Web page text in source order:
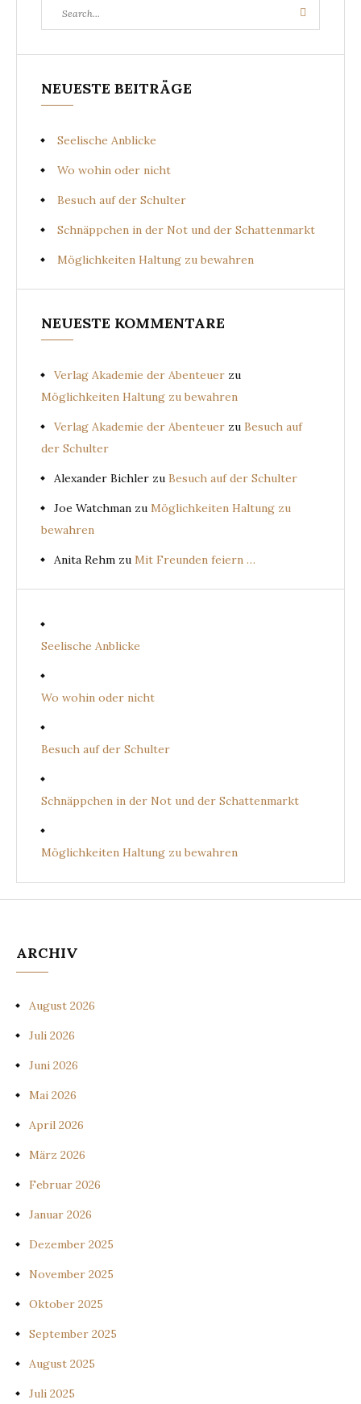
for:
Search
NEUESTE BEITRÄGE
Seelische Anblicke
Wo wohin oder nicht
Besuch auf der Schulter
Schnäppchen in der Not und der Schattenmarkt
Möglichkeiten Haltung zu bewahren
NEUESTE KOMMENTARE
Verlag Akademie der Abenteuer zu
Möglichkeiten Haltung zu bewahren
Verlag Akademie der Abenteuer zu Besuch auf
der Schulter
Alexander Bichler zu Besuch auf der Schulter
Joe Watchman zu Möglichkeiten Haltung zu
bewahren
Anita Rehm zu Mit Freunden feiern …
Seelische Anblicke
Wo wohin oder nicht
Besuch auf der Schulter
Schnäppchen in der Not und der Schattenmarkt
Möglichkeiten Haltung zu bewahren
ARCHIV
August 2026
Juli 2026
Juni 2026
Mai 2026
April 2026
März 2026
Februar 2026
Januar 2026
Dezember 2025
November 2025
Oktober 2025
September 2025
August 2025
Juli 2025